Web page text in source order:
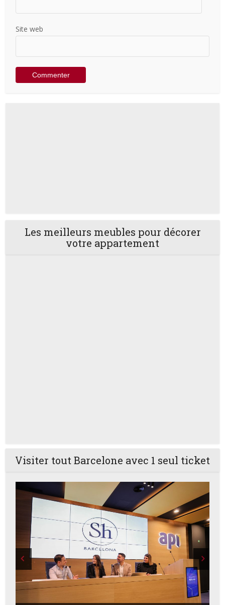
Site web
Les meilleurs meubles pour décorer
votre appartement
Visiter tout Barcelone avec 1 seul ticket